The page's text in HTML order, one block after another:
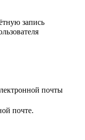
запись
почты
почте.